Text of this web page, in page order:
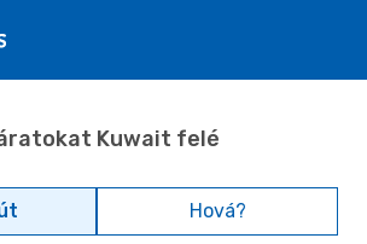
Kuwait felé
Hová?